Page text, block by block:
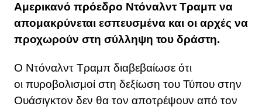
Αμερικανό πρόεδρο Ντόναλντ Τραμπ να
απομακρύνεται εσπευσμένα και οι αρχές να
προχωρούν στη σύλληψη του δράστη.
Ο Ντόναλντ Τραμπ διαβεβαίωσε ότι
οι πυροβολισμοί στη δεξίωση του Τύπου στην
Ουάσιγκτον δεν θα τον αποτρέψουν από τον